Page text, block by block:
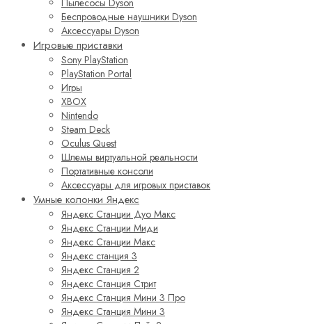
Беспроводные наушники Dyson
Аксессуары Dyson
Игровые приставки
Sony PlayStation
PlayStation Portal
Игры
XBOX
Nintendo
Steam Deck
Oculus Quest
Шлемы виртуальной реальности
Портативные консоли
Аксессуары для игровых приставок
Умные колонки Яндекс
Яндекс Станции Дуо Макс
Яндекс Станции Миди
Яндекс Станции Макс
Яндекс станция 3
Яндекс Станция 2
Яндекс Станция Стрит
Яндекс Станция Мини 3 Про
Яндекс Станция Мини 3